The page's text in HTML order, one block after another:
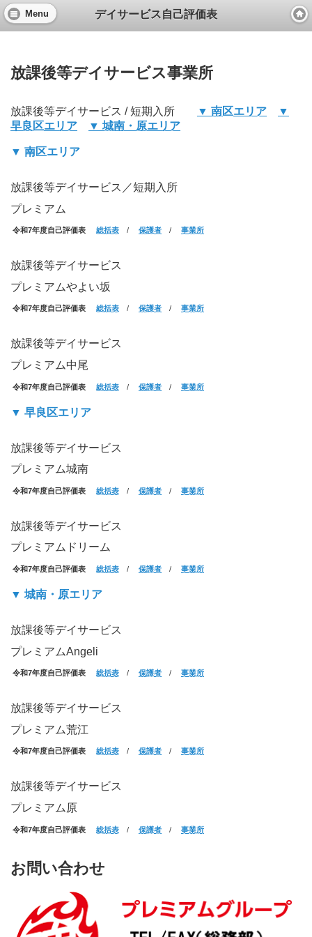
Menu デイサービス自己評価表
放課後等デイサービス事業所
放課後等デイサービス / 短期入所 ▼ 南区エリア
▼
早良区エリア
▼ 城南・原エリア
▼ 南区エリア
放課後等デイサービス／短期入所
プレミアム
令和7年度自己評価表 総括表 / 保護者 / 事業所
放課後等デイサービス
プレミアムやよい坂
令和7年度自己評価表 総括表 / 保護者 / 事業所
放課後等デイサービス
プレミアム中尾
令和7年度自己評価表 総括表 / 保護者 / 事業所
▼ 早良区エリア
放課後等デイサービス
プレミアム城南
令和7年度自己評価表 総括表 / 保護者 / 事業所
放課後等デイサービス
プレミアムドリーム
令和7年度自己評価表 総括表 / 保護者 / 事業所
▼ 城南・原エリア
放課後等デイサービス
プレミアムAngeli
令和7年度自己評価表 総括表 / 保護者 / 事業所
放課後等デイサービス
プレミアム荒江
令和7年度自己評価表 総括表 / 保護者 / 事業所
放課後等デイサービス
プレミアム原
令和7年度自己評価表 総括表 / 保護者 / 事業所
お問い合わせ